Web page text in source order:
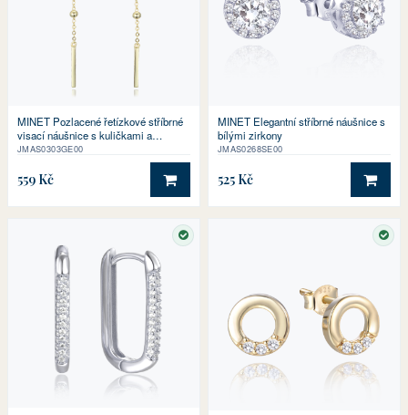
MINET Pozlacené řetízkové stříbrné
visací náušnice s kuličkami a
tyčkami
JMAS0303GE00
559 Kč DO KOŠÍKU
MINET Elegantní stříbrné náušnice s
bílými zirkony
JMAS0268SE00
525 Kč DO
SKLADEM